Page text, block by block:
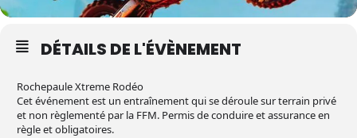
DÉTAILS DE L'ÉVÈNEMENT
Rochepaule Xtreme Rodéo
Cet événement est un entraînement qui se déroule sur terrain privé
et non règlementé par la FFM. Permis de conduire et assurance en
règle et obligatoires.